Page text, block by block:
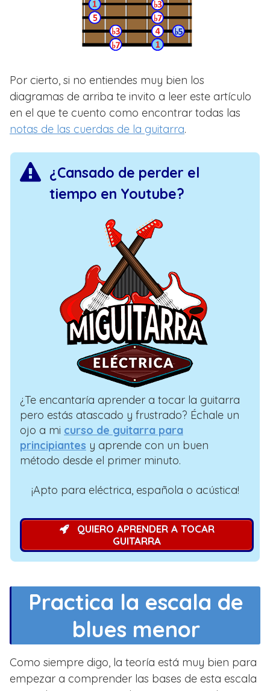
Por cierto, si no entiendes muy bien los
diagramas de arriba te invito a leer este artículo
en el que te cuento como encontrar todas las
notas de las cuerdas de la guitarra.
¿Cansado de perder el
tiempo en Youtube?
¿Te encantaría aprender a tocar la guitarra
pero estás atascado y frustrado? Échale un
ojo a mi curso de guitarra para
principiantes y aprende con un buen
método desde el primer minuto.
¡Apto para eléctrica, española o acústica!
QUIERO APRENDER A TOCAR
GUITARRA
Practica la escala de
blues menor
Como siempre digo, la teoría está muy bien para
empezar a comprender las bases de esta escala